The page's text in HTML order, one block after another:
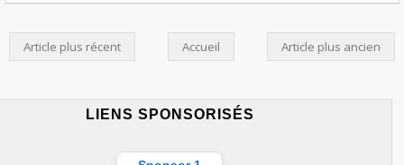
Article plus récent Article plus ancien
Accueil
LIENS SPONSORISÉS